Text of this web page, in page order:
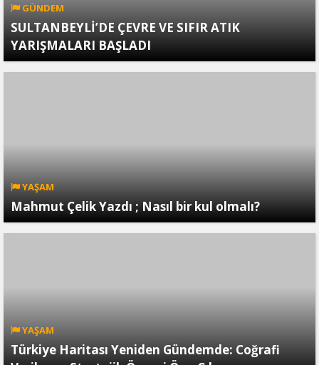
GÜNDEM
SULTANBEYLİ’DE ÇEVRE VE SIFIR ATIK
YARIŞMALARI BAŞLADI
YAŞAM
Mahmut Çelik Yazdı ; Nasıl bir kul olmalı?
YAŞAM
Türkiye Haritası Yeniden Gündemde: Coğrafi